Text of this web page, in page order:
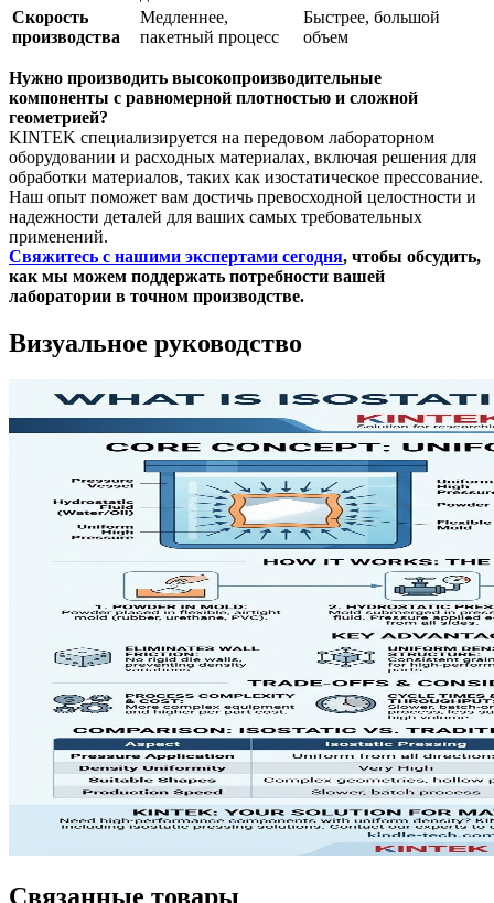
Скорость
производства
Медленнее,
пакетный процесс
Быстрее, большой
объем
Нужно производить высокопроизводительные
компоненты с равномерной плотностью и сложной
геометрией?
KINTEK специализируется на передовом лабораторном
оборудовании и расходных материалах, включая решения для
обработки материалов, таких как изостатическое прессование.
Наш опыт поможет вам достичь превосходной целостности и
надежности деталей для ваших самых требовательных
применений.
Свяжитесь с нашими экспертами сегодня, чтобы обсудить,
как мы можем поддержать потребности вашей
лаборатории в точном производстве.
Визуальное руководство
Связанные товары